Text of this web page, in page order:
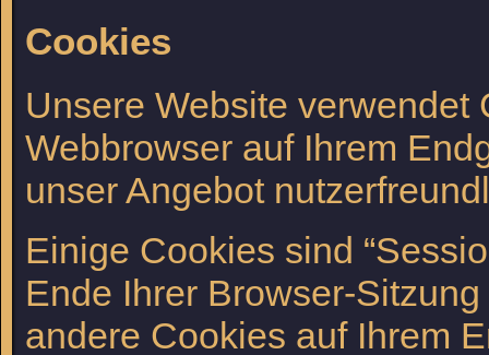
Cookies
Unsere Website verwendet
Webbrowser auf Ihrem
unser Angebot
Einige Cookies sind
Ende Ihrer Browser-
andere Cookies auf Ihrem